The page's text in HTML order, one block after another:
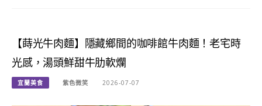
【蒔光牛肉麵】隱藏鄉間的咖啡館牛肉麵！老宅時
光感，湯頭鮮甜牛肋軟爛
宜蘭美食 紫色微笑 2026-07-07